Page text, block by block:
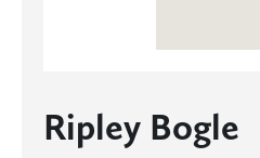
Ripley Bogle